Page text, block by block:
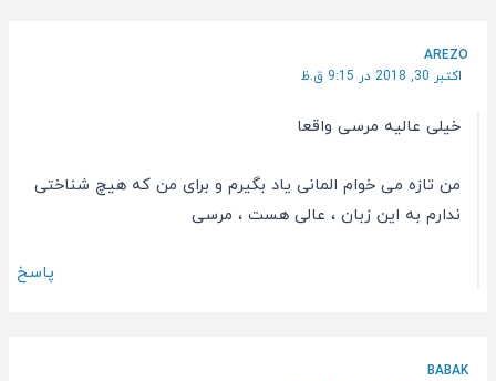
AREZO
اکتبر 30, 2018 در 9:15 ق.ظ
خیلی عالیه مرسی واقعا
من تازه می خوام المانی یاد بگیرم و برای من که هیچ شناختی
ندارم به این زبان ، عالی هست ، مرسی
پاسخ
BABAK